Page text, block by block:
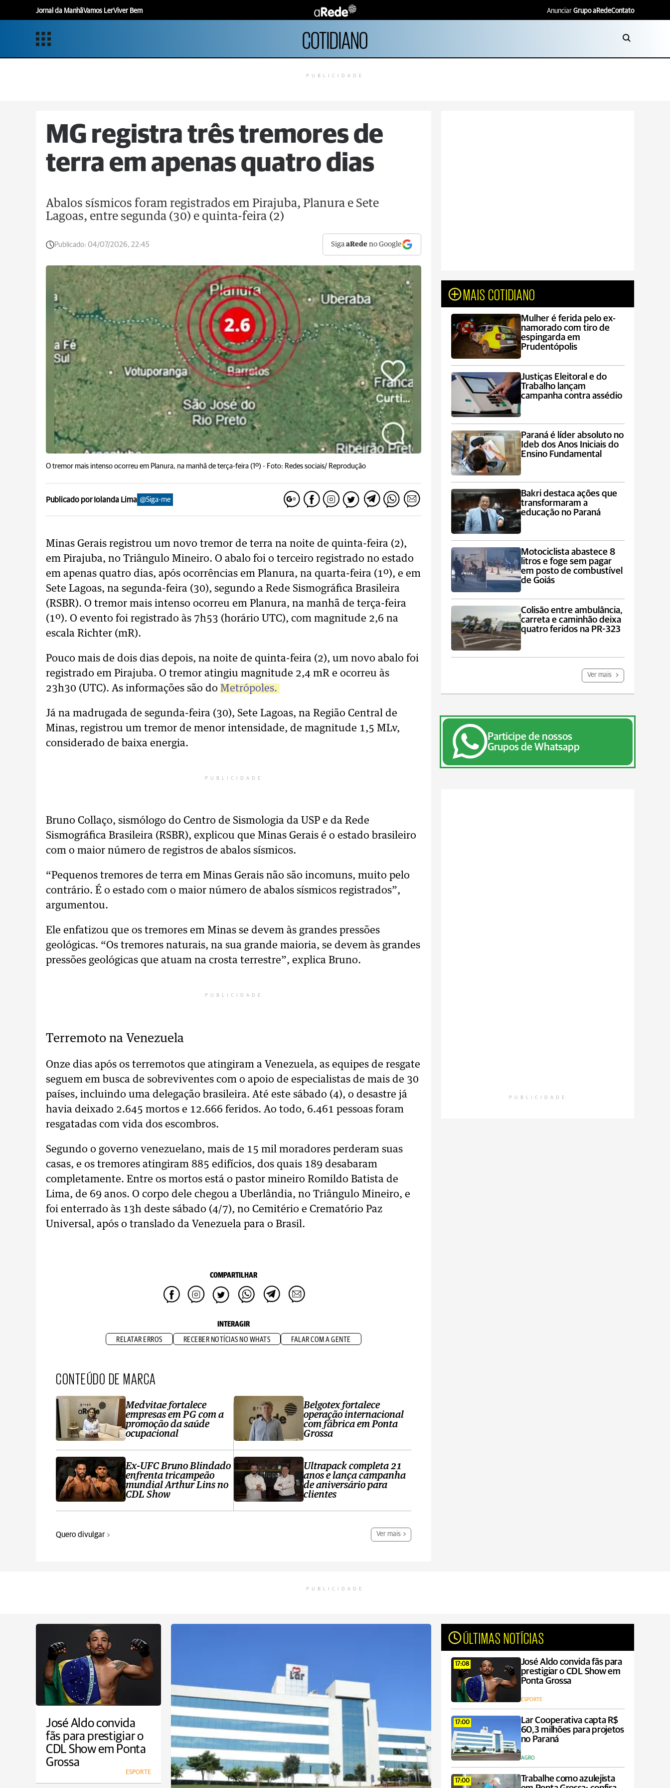
Jornal da ManhãVamos LerViver Bem Anunciar Grupo aRedeContato
COTIDIANO
PUBLICIDADE
MG registra três tremores de
terra em apenas quatro dias
Abalos sísmicos foram registrados em Pirajuba, Planura e Sete
Lagoas, entre segunda (30) e quinta-feira (2)
Publicado: 04/07/2026, 22:45 SigaaRede no Google
O tremor mais intenso ocorreu em Planura, na manhã de terça-feira (1º) - Foto: Redes sociais/ Reprodução
Publicado por Iolanda Lima @Siga-me
Minas Gerais registrou um novo tremor de terra na noite de quinta-feira (2),
em Pirajuba, no Triângulo Mineiro. O abalo foi o terceiro registrado no estado
em apenas quatro dias, após ocorrências em Planura, na quarta-feira (1º), e em
Sete Lagoas, na segunda-feira (30), segundo a Rede Sismográfica Brasileira
(RSBR). O tremor mais intenso ocorreu em Planura, na manhã de terça-feira
(1º). O evento foi registrado às 7h53 (horário UTC), com magnitude 2,6 na
escala Richter (mR).
Pouco mais de dois dias depois, na noite de quinta-feira (2), um novo abalo foi
registrado em Pirajuba. O tremor atingiu magnitude 2,4 mR e ocorreu às
23h30 (UTC). As informações são do Metrópoles.
Já na madrugada de segunda-feira (30), Sete Lagoas, na Região Central de
Minas, registrou um tremor de menor intensidade, de magnitude 1,5 MLv,
considerado de baixa energia.
PUBLICIDADE
Bruno Collaço, sismólogo do Centro de Sismologia da USP e da Rede
Sismográfica Brasileira (RSBR), explicou que Minas Gerais é o estado brasileiro
com o maior número de registros de abalos sísmicos.
“Pequenos tremores de terra em Minas Gerais não são incomuns, muito pelo
contrário. É o estado com o maior número de abalos sísmicos registrados”,
argumentou.
Ele enfatizou que os tremores em Minas se devem às grandes pressões
geológicas. “Os tremores naturais, na sua grande maioria, se devem às grandes
pressões geológicas que atuam na crosta terrestre”, explica Bruno.
PUBLICIDADE
Terremoto na Venezuela
Onze dias após os terremotos que atingiram a Venezuela, as equipes de resgate
seguem em busca de sobreviventes com o apoio de especialistas de mais de 30
países, incluindo uma delegação brasileira. Até este sábado (4), o desastre já
havia deixado 2.645 mortos e 12.666 feridos. Ao todo, 6.461 pessoas foram
resgatadas com vida dos escombros.
Segundo o governo venezuelano, mais de 15 mil moradores perderam suas
casas, e os tremores atingiram 885 edifícios, dos quais 189 desabaram
completamente. Entre os mortos está o pastor mineiro Romildo Batista de
Lima, de 69 anos. O corpo dele chegou a Uberlândia, no Triângulo Mineiro, e
foi enterrado às 13h deste sábado (4/7), no Cemitério e Crematório Paz
Universal, após o translado da Venezuela para o Brasil.
COMPARTILHAR
INTERAGIR
RELATAR ERROS RECEBER NOTÍCIAS NO WHATS FALAR COM A GENTE
CONTEÚDO DE MARCA
Medvitae fortalece
empresas em PG com a
promoção da saúde
ocupacional
Ex-UFC Bruno Blindado
enfrenta tricampeão
mundial Arthur Lins no
CDL Show
Belgotex fortalece
operação internacional
com fábrica em Ponta
Grossa
Ultrapack completa 21
anos e lança campanha
de aniversário para
clientes
Quero divulgar Ver mais
MAIS COTIDIANO
Mulher é ferida pelo ex-
namorado com tiro de
espingarda em
Prudentópolis
Justiças Eleitoral e do
Trabalho lançam
campanha contra assédio
Paraná é líder absoluto no
Ideb dos Anos Iniciais do
Ensino Fundamental
Bakri destaca ações que
transformaram a
educação no Paraná
Motociclista abastece 8
litros e foge sem pagar
em posto de combustível
de Goiás
Colisão entre ambulância,
carreta e caminhão deixa
quatro feridos na PR-323
Ver mais
Participe de nossos
Grupos de Whatsapp
PUBLICIDADE
PUBLICIDADE
José Aldo convida
fãs para prestigiar o
CDL Show em Ponta
Grossa
ESPORTE
ÚLTIMAS NOTÍCIAS
17:08
José Aldo convida fãs para
prestigiar o CDL Show em
Ponta Grossa
ESPORTE
17:00
Lar Cooperativa capta R$
60,3 milhões para projetos
no Paraná
AGRO
17:00
Trabalhe como azulejista